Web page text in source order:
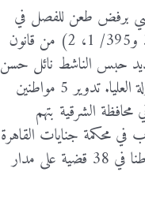
برفض طعن للفصل في
دستورية المادتين (384 و395/ 1، 2) من قانون
حبس الناشط نائل حسن
بقرار من نيابة أمن الدولة العليا. تدوير 5 مواطنين
الشرقية بتهم
في محكمة جنايات القاهرة
تنظر محاكمة 1369 مواطنا في 38 قضية على مدار